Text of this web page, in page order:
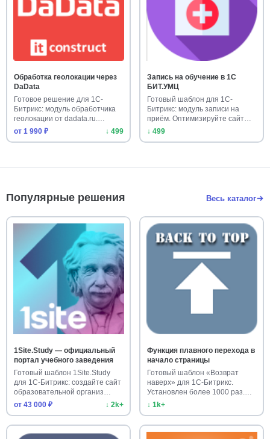
Обработка геолокации через
DaData
Готовое решение для 1С-
Битрикс: модуль обработчика
геолокации от dadata.ru.
Опре…
от 1 990 ₽ ↓ 499
Запись на обучение в 1С
БИТ.УМЦ
Готовый шаблон для 1С-
Битрикс: модуль записи на
приём. Оптимизируйте сайт
клиник…
↓ 499
Популярные решения Весь каталог
1Site.Study — официальный
портал учебного заведения
Готовый шаблон 1Site.Study
для 1С-Битрикс: создайте сайт
образовательной организ…
от 43 000 ₽
↓ 2k+
Функция плавного перехода в
начало страницы
Готовый шаблон «Возврат
наверх» для 1С-Битрикс.
Установлен более 1000 раз.
Улучш…
↓ 1k+